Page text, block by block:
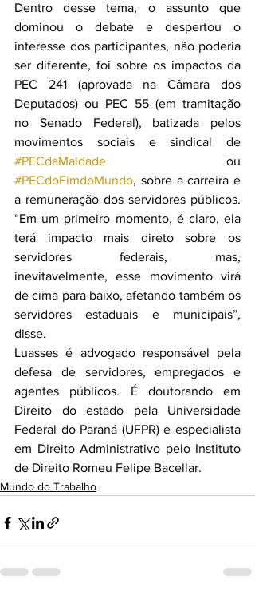
Dentro desse tema, o assunto que
dominou o debate e despertou o
interesse dos participantes, não poderia
ser diferente, foi sobre os impactos da
PEC 241 (aprovada na Câmara dos
Deputados) ou PEC 55 (em tramitação
no Senado Federal), batizada pelos
#PECdaMaldade
#PECdoFimdoMundo, sobre a carreira e
a remuneração dos servidores públicos.
“Em um primeiro momento, é claro, ela
terá impacto mais direto sobre os
servidores federais, mas,
inevitavelmente, esse movimento virá
de cima para baixo, afetando também os
servidores estaduais e municipais”,
disse.
Luasses é advogado responsável pela
defesa de servidores, empregados e
agentes públicos. É doutorando em
Direito do estado pela Universidade
Federal do Paraná (UFPR) e especialista
em Direito Administrativo pelo Instituto
de Direito Romeu Felipe Bacellar.
Mundo do Trabalho